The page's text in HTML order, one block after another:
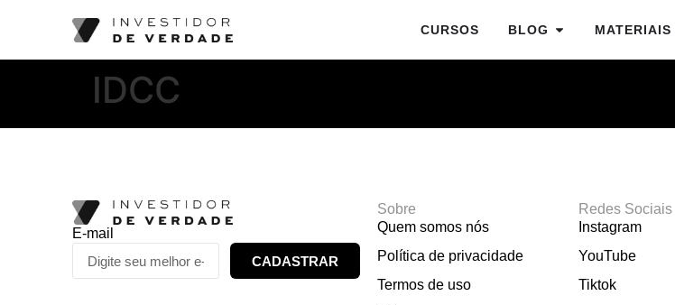
CURSOS BLOG
IDCC
E-mail
CADASTRAR
Sobre
Quem somos nós
Política de privacidade
Termos de uso
Redes Sociais
Instagram
YouTube
Tiktok